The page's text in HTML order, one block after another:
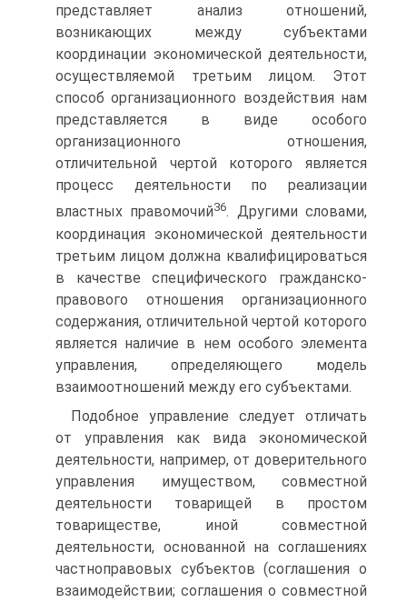
представляет анализ отношений,
возникающих между субъектами
координации экономической деятельности,
осуществляемой третьим лицом. Этот
способ организационного воздействия нам
представляется в виде осо­бого
организационного отношения,
отличительной чертой которого является
процесс деятельности по реализации
властных правомочий36. Другими сло­вами,
координация экономической деятельности
третьим лицом должна квалифицироваться
в качестве специфического гражданско-
правового от­ношения организационного
содержания, отличительной чертой которого
является наличие в нем особого элемента
управления, определяющего модель
взаимоотношений между его субъектами.
Подобное управление следует отличать
от управления как вида эконо­мической
деятельности, например, от доверительного
управления имуще­ством, совместной
деятельности товарищей в простом
товариществе, иной совместной
деятельности, основанной на соглашениях
частноправовых субъ­ектов (соглашения о
взаимодействии; соглашения о совместной